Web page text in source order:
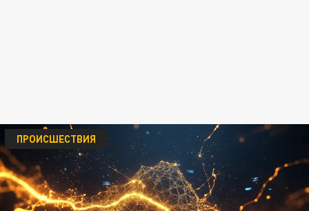
ПРОИСШЕСТВИЯ